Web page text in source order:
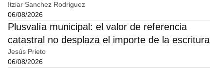
Itziar Sanchez Rodriguez
06/08/2026
Plusvalía municipal: el valor de referencia
catastral no desplaza el importe de la escritura
Jesús Prieto
06/08/2026